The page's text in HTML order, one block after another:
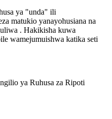
ya "unda" ili
matukio yanayohusiana na
. Hakikisha kuwa
wamejumuishwa katika seti
ya Ruhusa za Ripoti